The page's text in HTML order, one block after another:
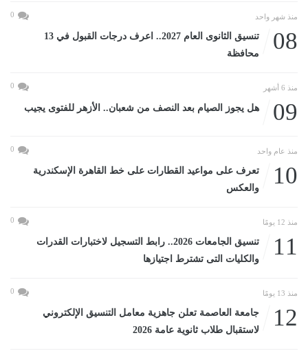
منذ شهر واحد 0
08
تنسيق الثانوى العام 2027.. اعرف درجات القبول في 13
محافظة
منذ 6 أشهر 0
09 هل يجوز الصيام بعد النصف من شعبان.. الأزهر للفتوى يجيب
منذ عام واحد 0
10
تعرف على مواعيد القطارات على خط القاهرة الإسكندرية
والعكس
منذ 12 يومًا 0
11
تنسيق الجامعات 2026.. رابط التسجيل لاختبارات القدرات
والكليات التى تشترط اجتيازها
منذ 13 يومًا 0
12
جامعة العاصمة تعلن جاهزية معامل التنسيق الإلكتروني
لاستقبال طلاب ثانوية عامة 2026